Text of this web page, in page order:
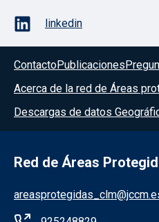
linkedin
ContactoPublicaciones
Acerca de la red de Áreas
Descargas de datos
Red de Áreas